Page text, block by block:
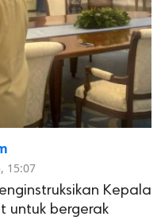
15:07
Kepala
untuk bergerak